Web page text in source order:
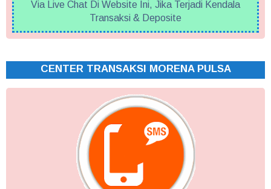
Via Live Chat Di Website Ini, Jika Terjadi Kendala
Transaksi & Deposite
CENTER TRANSAKSI MORENA PULSA